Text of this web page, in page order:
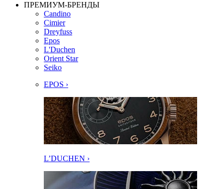
ПРЕМИУМ-БРЕНДЫ
Candino
Cimier
Dreyfuss
Epos
L'Duchen
Orient Star
Seiko
EPOS ›
L’DUCHEN ›